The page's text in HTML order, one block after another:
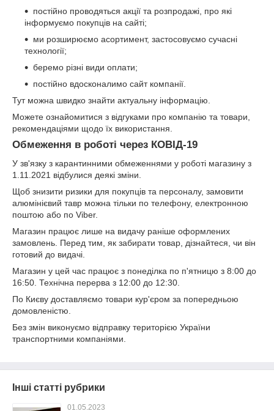
постійно проводяться акції та розпродажі, про які
інформуємо покупців на сайті;
ми розширюємо асортимент, застосовуємо сучасні
технології;
беремо різні види оплати;
постійно вдосконалимо сайт компанії.
Тут можна швидко знайти актуальну інформацію.
Можете ознайомитися з відгуками про компанію та товари,
рекомендаціями щодо їх використання.
Обмеження в роботі через КОВІД-19
У зв'язку з карантинними обмеженнями у роботі магазину з
1.11.2021 відбулися деякі зміни.
Щоб знизити ризики для покупців та персоналу, замовити
алюмінієвий тавр можна тільки по телефону, електронною
поштою або по Viber.
Магазин працює лише на видачу раніше оформлених
замовлень. Перед тим, як забирати товар, дізнайтеся, чи він
готовий до видачі.
Магазин у цей час працює з понеділка по п'ятницю з 8:00 до
16:50. Технічна перерва з 12:00 до 12:30.
По Києву доставляємо товари кур'єром за попередньою
домовленістю.
Без змін виконуємо відправку територією України
транспортними компаніями.
Інші статті рубрики
01.05.2023